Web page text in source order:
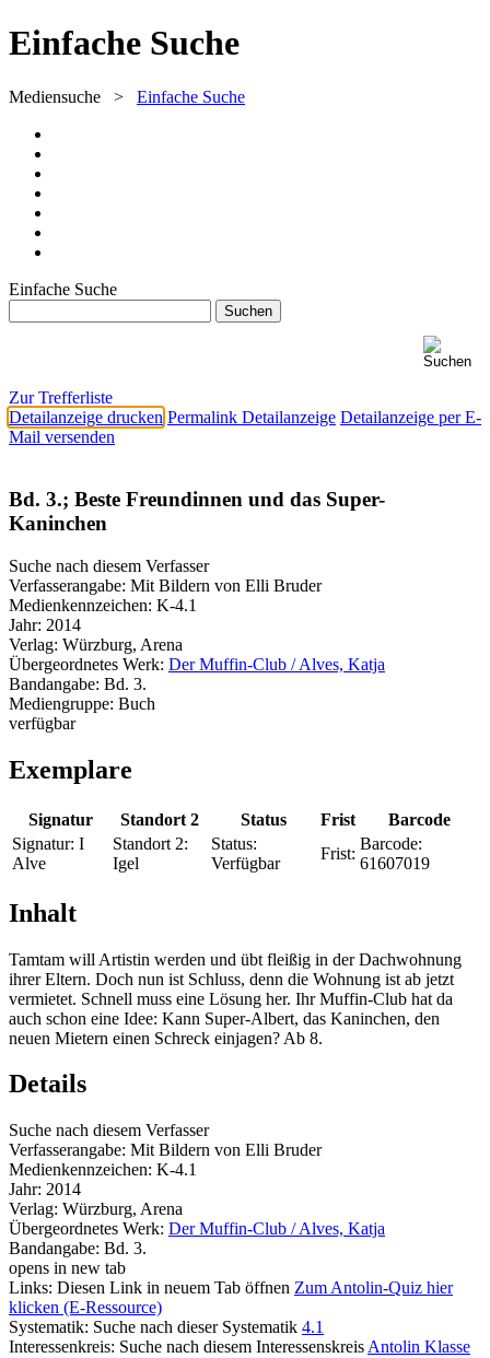
Einfache Suche
Mediensuche > Einfache Suche
Einfache Suche
Zur Trefferliste
Detailanzeige drucken Permalink Detailanzeige Detailanzeige per E-
Mail versenden
Bd. 3.; Beste Freundinnen und das Super-
Kaninchen
Suche nach diesem Verfasser
Verfasserangabe: Mit Bildern von Elli Bruder
Medienkennzeichen: K-4.1
Jahr: 2014
Verlag: Würzburg, Arena
Übergeordnetes Werk: Der Muffin-Club / Alves, Katja
Bandangabe: Bd. 3.
Mediengruppe: Buch
verfügbar
Exemplare
Signatur Standort 2 Status Frist
Barcode
Signatur: I
Alve
Standort 2:
Igel
Status:
Verfügbar
Frist:
Barcode:
61607019
Inhalt
Tamtam will Artistin werden und übt fleißig in der Dachwohnung
ihrer Eltern. Doch nun ist Schluss, denn die Wohnung ist ab jetzt
vermietet. Schnell muss eine Lösung her. Ihr Muffin-Club hat da
auch schon eine Idee: Kann Super-Albert, das Kaninchen, den
neuen Mietern einen Schreck einjagen? Ab 8.
Details
Suche nach diesem Verfasser
Verfasserangabe: Mit Bildern von Elli Bruder
Medienkennzeichen: K-4.1
Jahr: 2014
Verlag: Würzburg, Arena
Übergeordnetes Werk: Der Muffin-Club / Alves, Katja
Bandangabe: Bd. 3.
opens in new tab
Links: Diesen Link in neuem Tab öffnen Zum Antolin-Quiz hier
klicken (E-Ressource)
Systematik: Suche nach dieser Systematik 4.1
Interessenkreis: Suche nach diesem Interessenskreis Antolin Klasse